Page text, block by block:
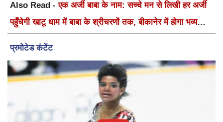
Also Read -एक अर्जी बाबा के नाम: सच्चे मन से लिखी हर अर्जी
पहुँचेगी खाटू धाम में बाबा के श्रीचरणों तक, बीकानेर में होगा भव्य